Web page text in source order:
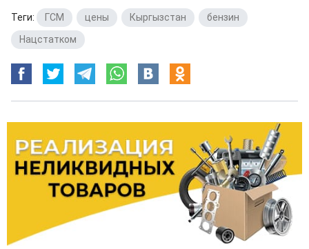
Теги: ГСМ цены Кыргызстан бензин
Нацстатком